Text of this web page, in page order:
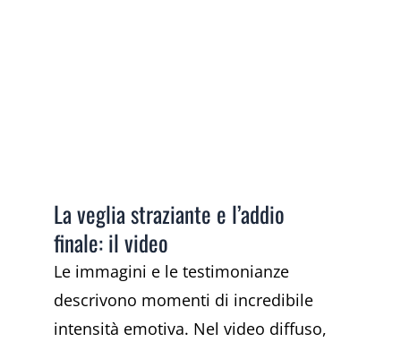
La veglia straziante e l’addio
finale: il video
Le immagini e le testimonianze
descrivono momenti di incredibile
intensità emotiva. Nel video diffuso,